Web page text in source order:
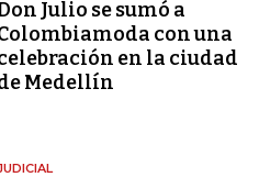
Julio se sumó a
con una
en la ciudad
Medellín